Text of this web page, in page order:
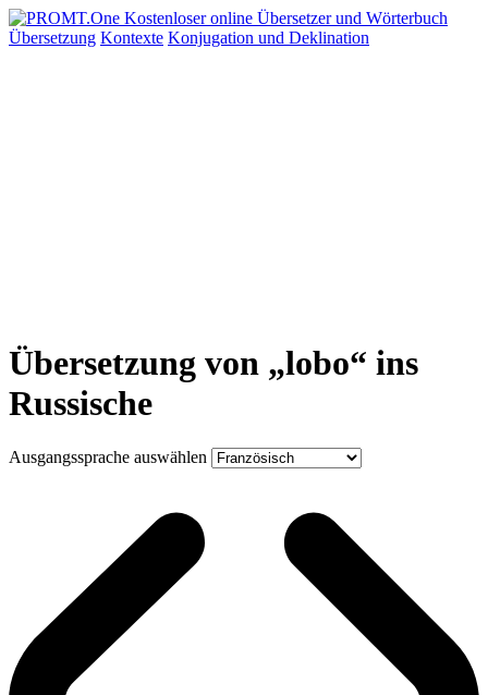
Übersetzung Kontexte Konjugation und Deklination
Übersetzung von „lobo“ ins
Russische
Ausgangssprache auswählen